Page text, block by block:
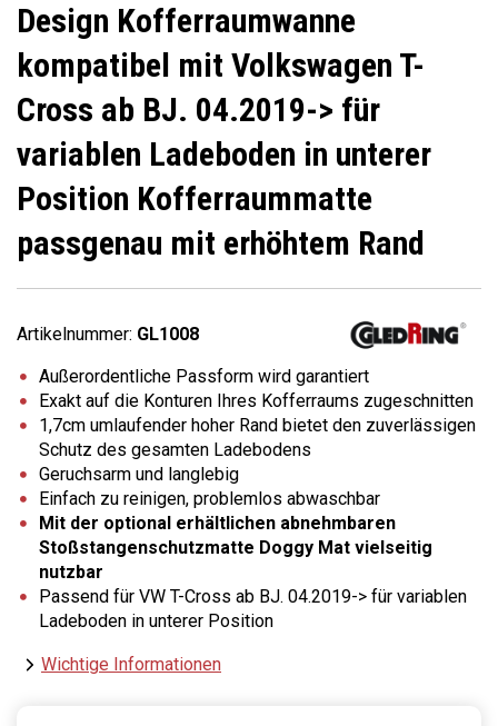
Design Kofferraumwanne
kompatibel mit Volkswagen T-
Cross ab BJ. 04.2019-> für
variablen Ladeboden in unterer
Position Kofferraummatte
passgenau mit erhöhtem Rand
Artikelnummer: GL1008
Außerordentliche Passform wird garantiert
Exakt auf die Konturen Ihres Kofferraums zugeschnitten
1,7cm umlaufender hoher Rand bietet den zuverlässigen
Schutz des gesamten Ladebodens
Geruchsarm und langlebig
Einfach zu reinigen, problemlos abwaschbar
Mit der optional erhältlichen abnehmbaren
Stoßstangenschutzmatte Doggy Mat vielseitig
nutzbar
Passend für VW T-Cross ab BJ. 04.2019-> für variablen
Ladeboden in unterer Position
Wichtige Informationen